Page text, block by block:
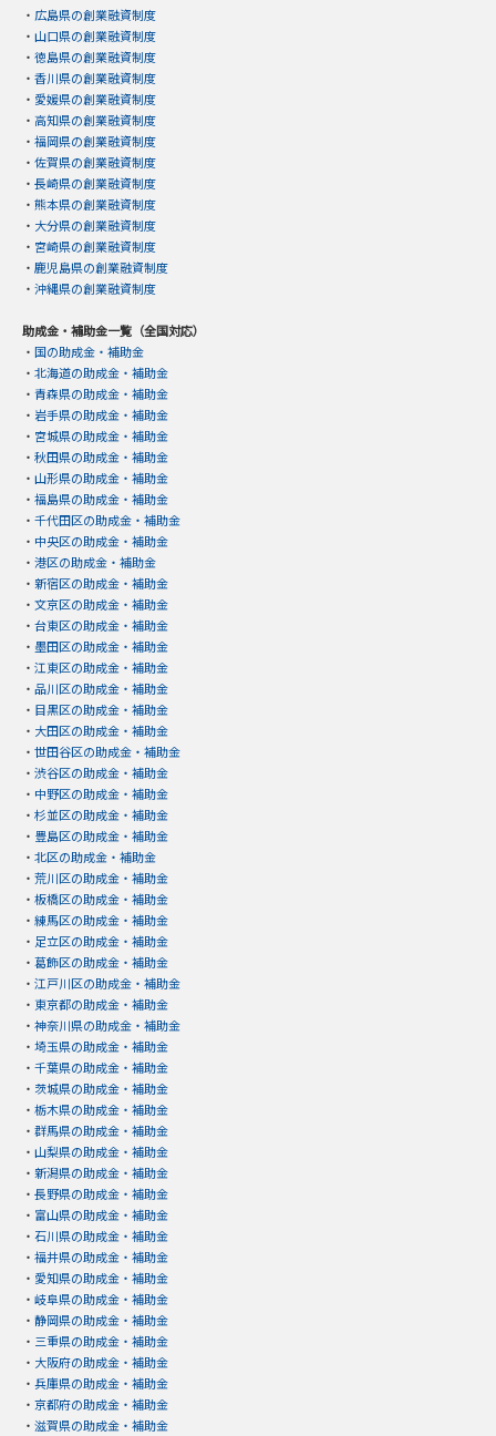
・ 広島県の創業融資制度
・ 山口県の創業融資制度
・ 徳島県の創業融資制度
・ 香川県の創業融資制度
・ 愛媛県の創業融資制度
・ 高知県の創業融資制度
・ 福岡県の創業融資制度
・ 佐賀県の創業融資制度
・ 長崎県の創業融資制度
・ 熊本県の創業融資制度
・ 大分県の創業融資制度
・ 宮崎県の創業融資制度
・ 鹿児島県の創業融資制度
・ 沖縄県の創業融資制度
助成金・補助金一覧（全国対応）
・ 国の助成金・補助金
・ 北海道の助成金・補助金
・ 青森県の助成金・補助金
・ 岩手県の助成金・補助金
・ 宮城県の助成金・補助金
・ 秋田県の助成金・補助金
・ 山形県の助成金・補助金
・ 福島県の助成金・補助金
・ 千代田区の助成金・補助金
・ 中央区の助成金・補助金
・ 港区の助成金・補助金
・ 新宿区の助成金・補助金
・ 文京区の助成金・補助金
・ 台東区の助成金・補助金
・ 墨田区の助成金・補助金
・ 江東区の助成金・補助金
・ 品川区の助成金・補助金
・ 目黒区の助成金・補助金
・ 大田区の助成金・補助金
・ 世田谷区の助成金・補助金
・ 渋谷区の助成金・補助金
・ 中野区の助成金・補助金
・ 杉並区の助成金・補助金
・ 豊島区の助成金・補助金
・ 北区の助成金・補助金
・ 荒川区の助成金・補助金
・ 板橋区の助成金・補助金
・ 練馬区の助成金・補助金
・ 足立区の助成金・補助金
・ 葛飾区の助成金・補助金
・ 江戸川区の助成金・補助金
・ 東京都の助成金・補助金
・ 神奈川県の助成金・補助金
・ 埼玉県の助成金・補助金
・ 千葉県の助成金・補助金
・ 茨城県の助成金・補助金
・ 栃木県の助成金・補助金
・ 群馬県の助成金・補助金
・ 山梨県の助成金・補助金
・ 新潟県の助成金・補助金
・ 長野県の助成金・補助金
・ 富山県の助成金・補助金
・ 石川県の助成金・補助金
・ 福井県の助成金・補助金
・ 愛知県の助成金・補助金
・ 岐阜県の助成金・補助金
・ 静岡県の助成金・補助金
・ 三重県の助成金・補助金
・ 大阪府の助成金・補助金
・ 兵庫県の助成金・補助金
・ 京都府の助成金・補助金
・ 滋賀県の助成金・補助金